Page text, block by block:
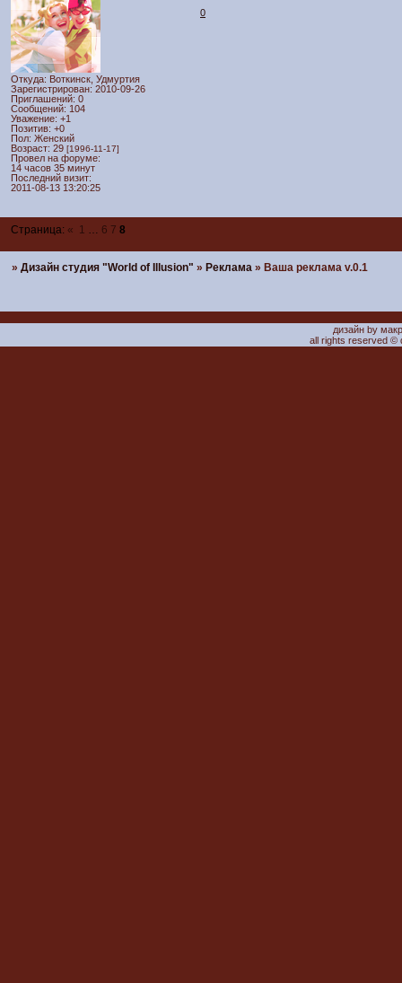
Откуда: Воткинск, Удмуртия
Зарегистрирован: 2010-09-26
Приглашений: 0
Сообщений: 104
Уважение: +1
Позитив: +0
Пол: Женский
Возраст: 29 [1996-11-17]
Провел на форуме:
14 часов 35 минут
Последний визит:
2011-08-13 13:20:25
0
Страница:« 1 … 6 7 8
»Дизайн студия "World of Illusion" »Реклама »Ваша реклама v.0.1
дизайн by
all rights reserved ©